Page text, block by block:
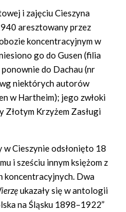
i zajęciu Cieszyna
aresztowany przez
koncentracyjnym w
go do Gusen (filia
do Dachau (nr
niektórych autorów
w Hartheim); jego zwłoki
Złotym Krzyżem Zasługi
Cieszynie odsłonięto 18
i sześciu innym księżom z
koncentracyjnych. Dwa
ęukazały się w antologii
na Śląsku 1898–1922”